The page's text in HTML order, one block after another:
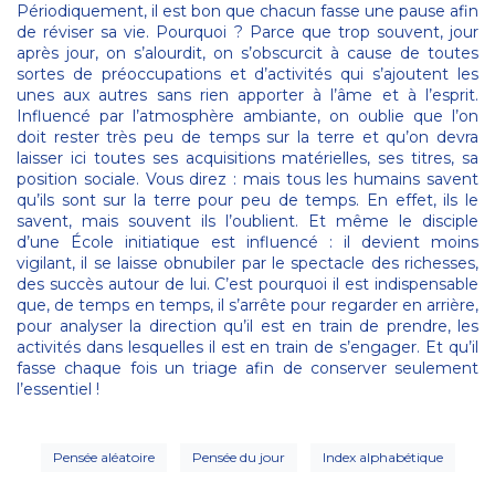
Périodiquement, il est bon que chacun fasse une pause afin
de réviser sa vie. Pourquoi ? Parce que trop souvent, jour
après jour, on s’alourdit, on s’obscurcit à cause de toutes
sortes de préoccupations et d’activités qui s’ajoutent les
unes aux autres sans rien apporter à l’âme et à l’esprit.
Influencé par l’atmosphère ambiante, on oublie que l’on
doit rester très peu de temps sur la terre et qu’on devra
laisser ici toutes ses acquisitions matérielles, ses titres, sa
position sociale. Vous direz : mais tous les humains savent
qu’ils sont sur la terre pour peu de temps. En effet, ils le
savent, mais souvent ils l’oublient. Et même le disciple
d’une École initiatique est influencé : il devient moins
vigilant, il se laisse obnubiler par le spectacle des richesses,
des succès autour de lui. C’est pourquoi il est indispensable
que, de temps en temps, il s’arrête pour regarder en arrière,
pour analyser la direction qu’il est en train de prendre, les
activités dans lesquelles il est en train de s’engager. Et qu’il
fasse chaque fois un triage afin de conserver seulement
l’essentiel !
Pensée aléatoire Pensée du jour Index alphabétique